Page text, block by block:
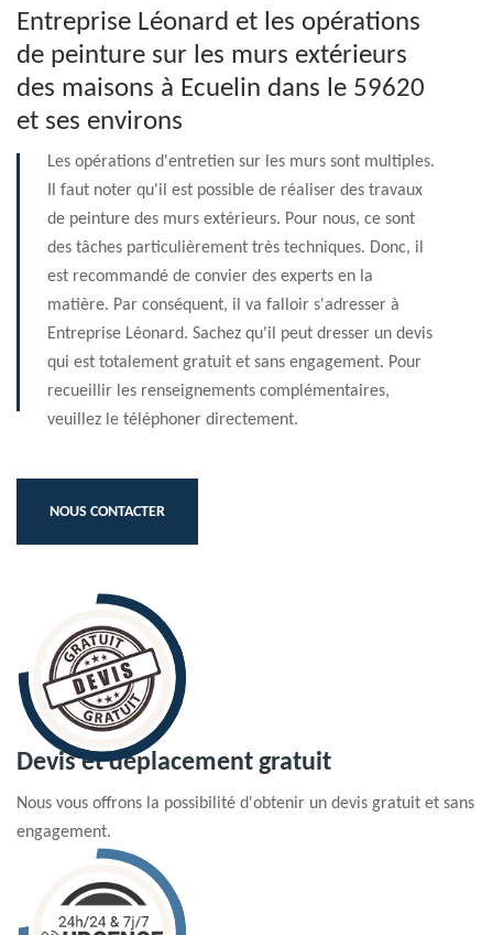
Entreprise Léonard et les opérations
de peinture sur les murs extérieurs
des maisons à Ecuelin dans le 59620
et ses environs
Les opérations d'entretien sur les murs sont multiples.
Il faut noter qu'il est possible de réaliser des travaux
de peinture des murs extérieurs. Pour nous, ce sont
des tâches particulièrement très techniques. Donc, il
est recommandé de convier des experts en la
matière. Par conséquent, il va falloir s'adresser à
Entreprise Léonard. Sachez qu'il peut dresser un devis
qui est totalement gratuit et sans engagement. Pour
recueillir les renseignements complémentaires,
veuillez le téléphoner directement.
NOUS CONTACTER
Devis et déplacement gratuit
Nous vous offrons la possibilité d'obtenir un devis gratuit et sans
engagement.